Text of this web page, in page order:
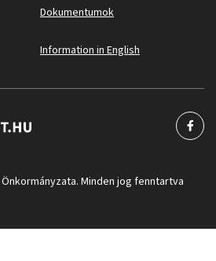
Dokumentumok
Information in English
Minden jog fenntartva